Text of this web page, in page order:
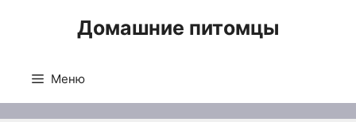
Домашние питомцы
Меню